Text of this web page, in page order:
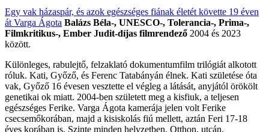
Egy vak házaspár, és azok egészséges fiának életét követte 19 éven
át Varga Ágota Balázs Béla-, UNESCO-, Tolerancia-, Prima-,
Filmkritikus-, Ember Judit-díjas filmrendező 2004 és 2023
között.
Különleges, rabulejtő, felzaklató dokumentumfilm trilógiát alkotott
róluk. Kati, Győző, és Ferenc Tatabányán élnek. Kati születése óta
vak, Győző 16 évesen vesztette el végleg a látását, anyjától örökölt
genetikai ok miatt. 2004-ben született meg a kisfiuk, a teljesen
egészséges Ferike. Varga Ágota kamerája jelen volt Ferike
csecsemőkorában, majd a kisiskolás fiú mellett, aztán Feri 17-18
éves korában is. Szinte minden helyzetben. Otthon, utcán,